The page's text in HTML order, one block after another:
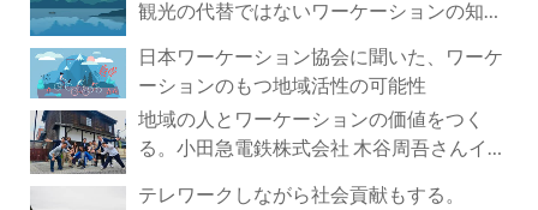
観光の代替ではないワーケーションの知ら
日本ワーケーション協会に聞いた、ワーケ
ーションのもつ地域活性の可能性
地域の人とワーケーションの価値をつく
る。小田急電鉄株式会社 木谷周吾さんイン
テレワークしながら社会貢献もする。